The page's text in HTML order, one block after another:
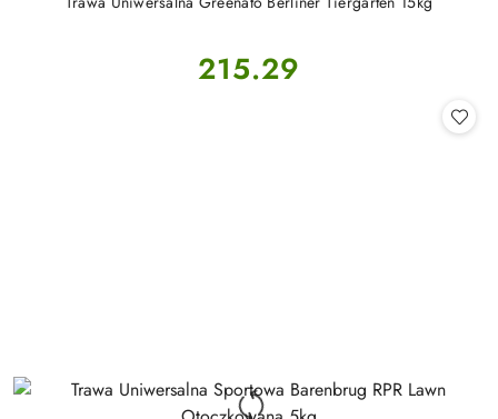
Cena:
215.29